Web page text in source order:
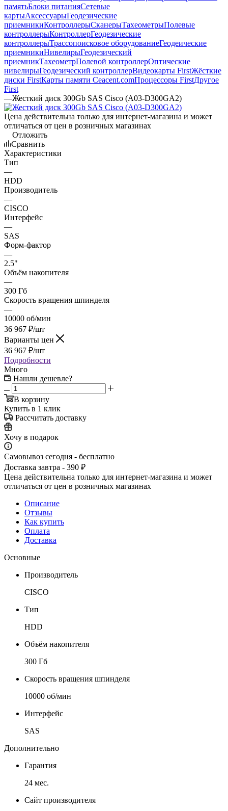
памятьБлоки питанияСетевые
картыАксессуарыГеодезические
приемникиКонтроллерыСканерыТахеометрыПолевые
контроллерыКонтроллерГеодезические
контроллерыТрассопоисковое оборудованиеГеодеические
приемникиНивелирыГеодезический
приемникТахеометрПолевой контроллерОптические
нивелирыГеодезический контроллерВидеокарты FirstЖёсткие
диски FirstКарты памяти Ceacent.comПроцессоры FirstДругое
First
—Жесткий диск 300Gb SAS Cisco (A03-D300GA2)
Цена действительна только для интернет-магазина и может
отличаться от цен в розничных магазинах
Отложить
Сравнить
Характеристики
Тип
—
HDD
Производитель
—
CISCO
Интерфейс
—
SAS
Форм-фактор
—
2.5"
Объём накопителя
—
300 Гб
Скорость вращения шпинделя
—
10000 об/мин
36 967 ₽/шт
Варианты цен
36 967 ₽/шт
Подробности
Много
Нашли дешевле?
В корзину
Купить в 1 клик
Рассчитать доставку
Хочу в подарок
Самовывоз сегодня - бесплатно
Доставка завтра - 390 ₽
Цена действительна только для интернет-магазина и может
отличаться от цен в розничных магазинах
Описание
Отзывы
Как купить
Оплата
Доставка
Основные
Производитель
CISCO
Тип
HDD
Объём накопителя
300 Гб
Скорость вращения шпинделя
10000 об/мин
Интерфейс
SAS
Дополнительно
Гарантия
24 мес.
Сайт производителя